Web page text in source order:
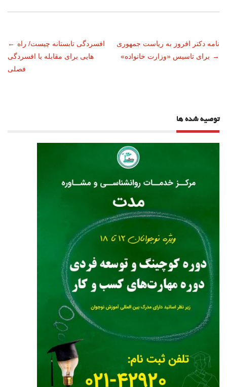
ناوبری
نوشته
← افسردگی تابستانه چیست/ راه
هایی برای مقابله با افسردگی
فصلی
نامه دکتر افروز به ریاست جمهوری
برای تاسیس «وزارت خانواده» →
توصیه شده ها